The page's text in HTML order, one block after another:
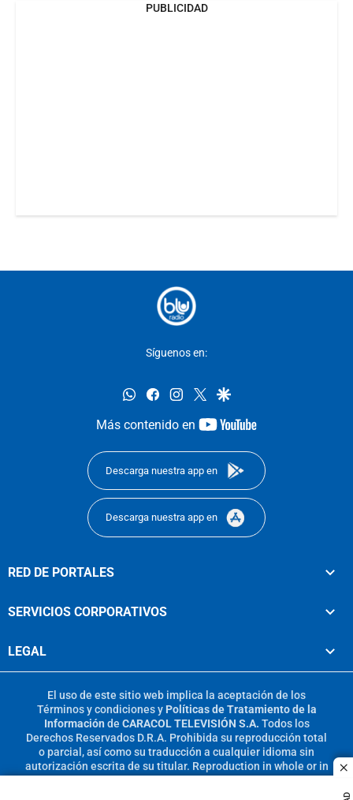
PUBLICIDAD
Síguenos en:
whatsappfacebookinstagram
twittergoogle
Más contenido en
youtube-
Descarga nuestra app en
Descarga nuestra app en
RED DE PORTALES
SERVICIOS CORPORATIVOS
LEGAL
El uso de este sitio web implica la aceptación de los
Términos y condicionesy Políticas de Tratamiento de la
Información de CARACOL TELEVISIÓN S.A. Todos los
Derechos Reservados D.R.A. Prohibida su reproducción total
o parcial, así como su traducción a cualquier idioma sin
autorización escrita de su titular. Reproduction in whole or in